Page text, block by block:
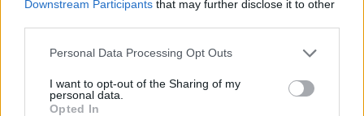
Downstream Participants that may further disclose it to other
Personal Data Processing Opt Outs
I want to opt-out of the Sharing of my
personal data.
Opted In
Raktažodžiai zodiako ženklai Ve.lt
Komentarai